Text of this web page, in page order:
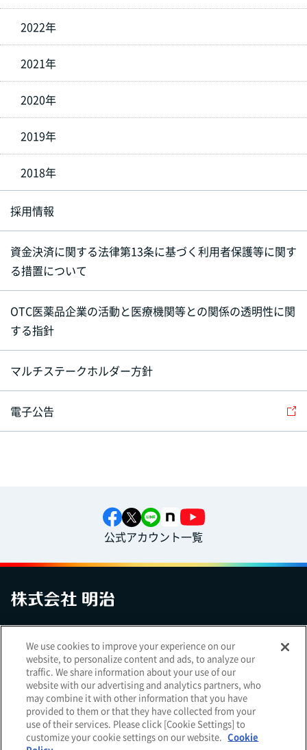
2022年
2021年
2020年
2019年
2018年
採用情報
資金決済に関する法律第13条に基づく利用者保護等に関す
る措置について
OTC医薬品企業の活動と医療機関等との関係の透明性に関
する指針
マルチステークホルダー方針
電子公告
公式アカウント一覧
アクセシビリティへの対応方針ご利用規約明治グループのDX
Cookie Settings
明治ホールディングス株式会社 （ EN ｜簡体 ）
Meiji Seika ファルマ株式会社
We use cookies to improve your experience on our
website, to personalize content and ads, to analyze our
traffic. We share information about your use of our
website with our advertising and analytics partners, who
may combine it with other information that you have
provided to them or that they have collected from your
use of their services. Please click [Cookie Settings] to
customize your cookie settings on our website. Cookie